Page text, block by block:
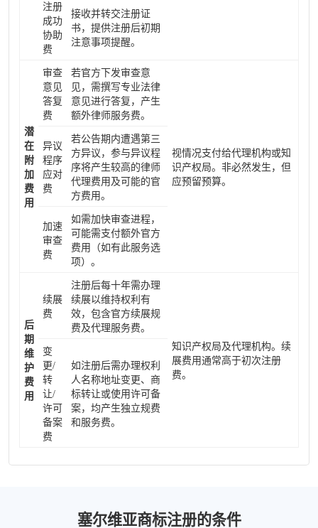
注册
成功
协助
费
接收并转交注册证
书，提供注册后初期
注意事项提醒。
潜
在
附
加
费
用
审查
意见
答复
费
若官方下发审查意
见，需撰写专业法律
意见进行答复，产生
额外律师服务费。
视情况支付给代理机构或知
识产权局。非必然发生，但
应预留预算。
异议
程序
应对
费
若公告期内遭遇第三
方异议，参与异议程
序将产生较高的律师
代理费用及可能的官
方费用。
加速
审查
费
如需加快审查进程，
可能需支付额外官方
费用（如有此服务选
项）。
后
期
维
护
费
用
续展
费
注册后每十年需办理
续展以维持权利有
效，包含官方续展规
费及代理服务费。
知识产权局及代理机构。续
展费用通常高于初次注册
费。
变
更/
转
让/
许可
备案
费
如注册后需办理权利
人名称地址变更、商
标转让或使用许可备
案，均产生独立规费
和服务费。
塞尔维亚商标注册的条件